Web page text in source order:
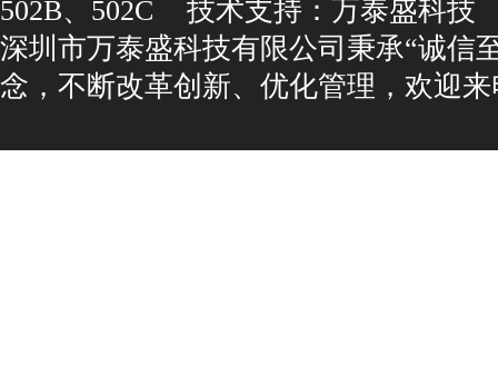
502B、502C
技术支持： 万泰盛科技
深圳市万泰盛科技有限公司秉承“诚信
念，不断改革创新、优化管理，欢迎